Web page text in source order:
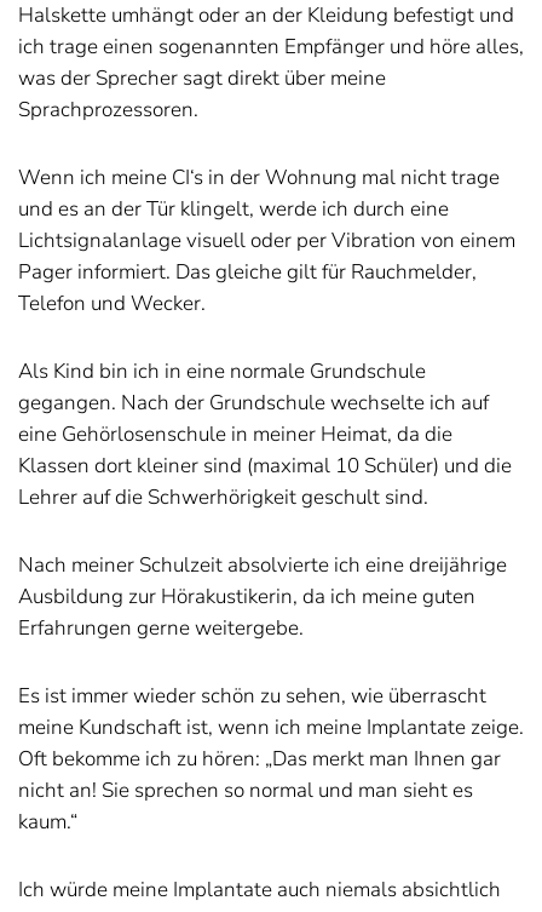
Halskette umhängt oder an der Kleidung befestigt und
ich trage einen sogenannten Empfänger und höre alles,
was der Sprecher sagt direkt über meine
Sprachprozessoren.
Wenn ich meine CI‘s in der Wohnung mal nicht trage
und es an der Tür klingelt, werde ich durch eine
Lichtsignalanlage visuell oder per Vibration von einem
Pager informiert. Das gleiche gilt für Rauchmelder,
Telefon und Wecker.
Als Kind bin ich in eine normale Grundschule
gegangen. Nach der Grundschule wechselte ich auf
eine Gehörlosenschule in meiner Heimat, da die
Klassen dort kleiner sind (maximal 10 Schüler) und die
Lehrer auf die Schwerhörigkeit geschult sind.
Nach meiner Schulzeit absolvierte ich eine dreijährige
Ausbildung zur Hörakustikerin, da ich meine guten
Erfahrungen gerne weitergebe.
Es ist immer wieder schön zu sehen, wie überrascht
meine Kundschaft ist, wenn ich meine Implantate zeige.
Oft bekomme ich zu hören: „Das merkt man Ihnen gar
nicht an! Sie sprechen so normal und man sieht es
kaum.“
Ich würde meine Implantate auch niemals absichtlich